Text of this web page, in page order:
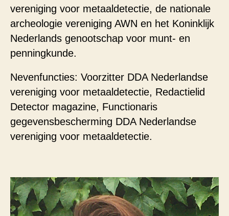
vereniging voor metaaldetectie, de nationale
archeologie vereniging AWN en het Koninklijk
Nederlands genootschap voor munt- en
penningkunde.
Nevenfuncties: Voorzitter DDA Nederlandse
vereniging voor metaaldetectie, Redactielid
Detector magazine, Functionaris
gegevensbescherming DDA Nederlandse
vereniging voor metaaldetectie.